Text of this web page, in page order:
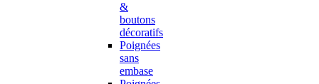
&
boutons
décoratifs
Poignées
sans
embase